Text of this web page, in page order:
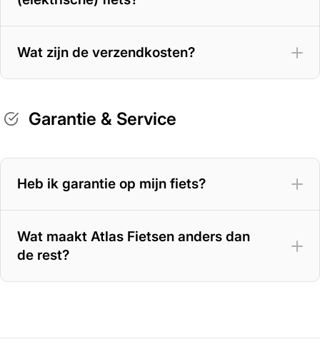
Wat zijn de verzendkosten?
Garantie & Service
Heb ik garantie op mijn fiets?
Wat maakt Atlas Fietsen anders dan
de rest?